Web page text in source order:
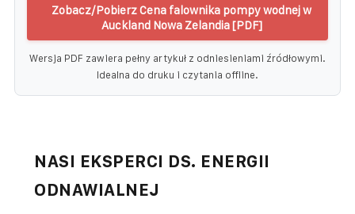
Zobacz/Pobierz Cena falownika pompy wodnej w
Auckland Nowa Zelandia [PDF]
Wersja PDF zawiera pełny artykuł z odniesieniami źródłowymi.
Idealna do druku i czytania offline.
NASI EKSPERCI DS. ENERGII
ODNAWIALNEJ